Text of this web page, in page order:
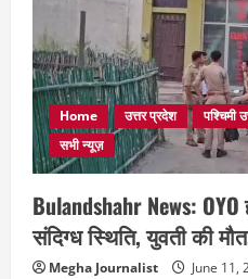
Home उत्तर प्रदेश पश्चिमी
सभी न्यूज़
Bulandshahr News:
संदिग्ध स्थिति, युवती की
Megha Journalist June 11,